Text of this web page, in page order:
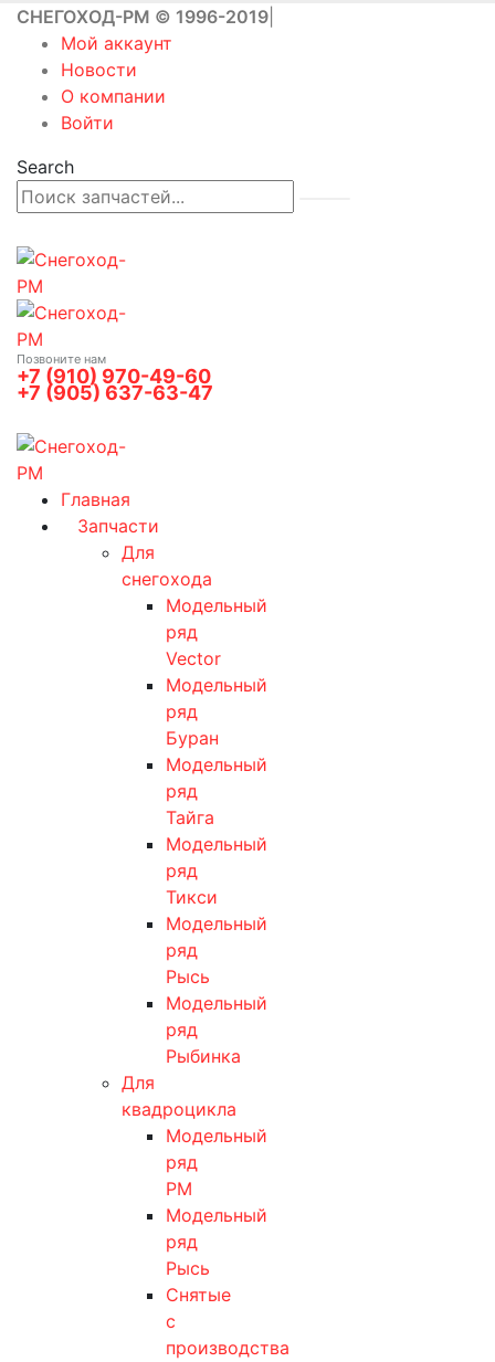
СНЕГОХОД-РМ © 1996-2019
Мой аккаунт
Новости
О компании
Войти
Search
Позвоните нам
+7 (910) 970-49-60
+7 (905) 637-63-47
Главная
Запчасти
Для
снегохода
Модельный
ряд
Vector
Модельный
ряд
Буран
Модельный
ряд
Тайга
Модельный
ряд
Тикси
Модельный
ряд
Рысь
Модельный
ряд
Рыбинка
Для
квадроцикла
Модельный
ряд
РМ
Модельный
ряд
Рысь
Снятые
с
производства